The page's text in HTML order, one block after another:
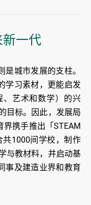
一代
城市发展的支柱。
学习素材，更能启发
、艺术和数学）的兴
目标。因此，发展局
携手推出「STEAM
共1000间学校，制作
与教材料，并启动基
事及建造业界和教育